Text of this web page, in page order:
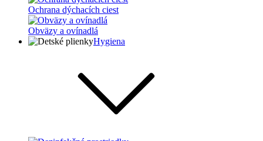
Ochrana dýchacích ciest
Obväzy a ovínadlá
Hygiena